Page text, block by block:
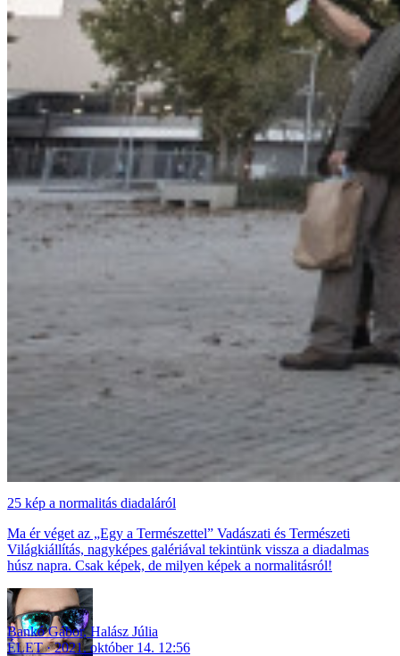
25 kép a normalitás diadaláról
Ma ér véget az „Egy a Természettel” Vadászati és Természeti
Világkiállítás, nagyképes galériával tekintünk vissza a diadalmas
húsz napra. Csak képek, de milyen képek a normalitásról!
Bankó Gábor,Halász Júlia
ÉLET
2021. október 14. 12:56